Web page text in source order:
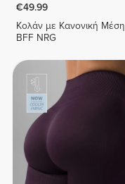
€49.99
Κολάν με Κανονική Μέση
BFF NRG